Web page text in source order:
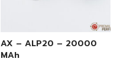
AX – ALP20 – 20000
MAh